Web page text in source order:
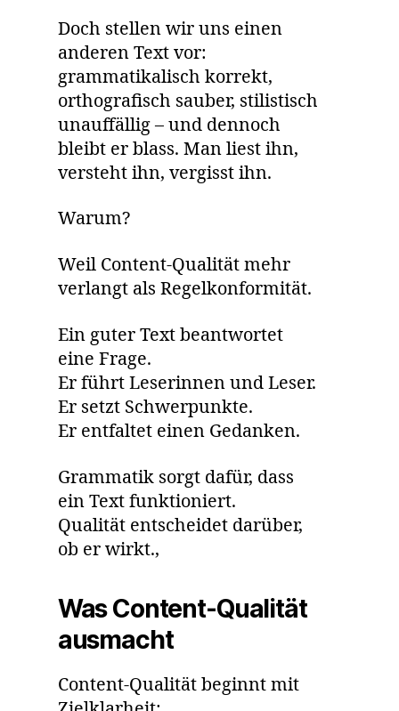
Doch stellen wir uns einen
anderen Text vor:
grammatikalisch korrekt,
orthografisch sauber, stilistisch
unauffällig – und dennoch
bleibt er blass. Man liest ihn,
versteht ihn, vergisst ihn.
Warum?
Weil Content-Qualität mehr
verlangt als Regelkonformität.
Ein guter Text beantwortet
eine Frage.
Er führt Leserinnen und Leser.
Er setzt Schwerpunkte.
Er entfaltet einen Gedanken.
Grammatik sorgt dafür, dass
ein Text funktioniert.
Qualität entscheidet darüber,
ob er wirkt.,
Was Content-Qualität
ausmacht
Content-Qualität beginnt mit